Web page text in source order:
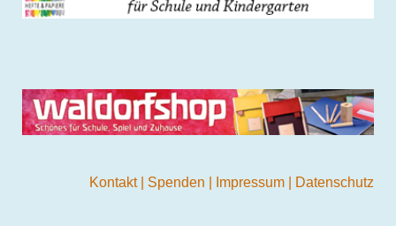
Kontakt Spenden Impressum Datenschutz